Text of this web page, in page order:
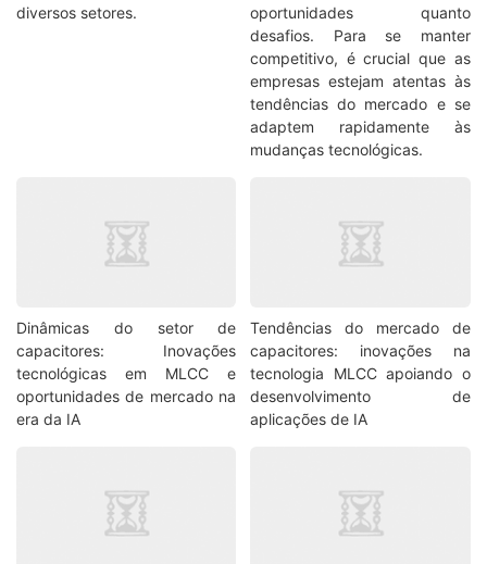
diversos setores.
oportunidades quanto
desafios. Para se manter
competitivo, é crucial que as
empresas estejam atentas às
tendências do mercado e se
adaptem rapidamente às
mudanças tecnológicas.
Dinâmicas do setor de
capacitores: Inovações
tecnológicas em MLCC e
oportunidades de mercado na
era da IA
Tendências do mercado de
capacitores: inovações na
tecnologia MLCC apoiando o
desenvolvimento de
aplicações de IA